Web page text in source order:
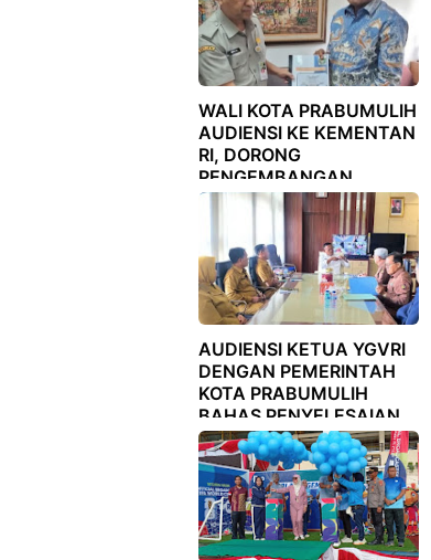
WALI KOTA PRABUMULIH
AUDIENSI KE KEMENTAN
RI, DORONG
PENGEMBANGAN
BUDIDAYA PERTANIAN
AUDIENSI KETUA YGVRI
DENGAN PEMERINTAH
KOTA PRABUMULIH
BAHAS PENYELESAIAN
PERIZINAN KEGIATAN
PERTAMBANGAN